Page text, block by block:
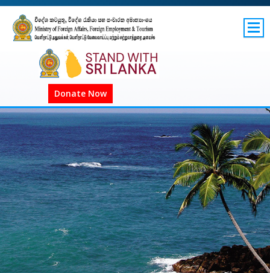
GOV.LK
COVID அறிவிப்புகள்
Donate Now